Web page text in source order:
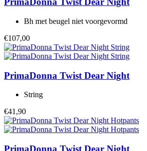
Bh met beugel niet voorgevormd
€107,00
PrimaDonna Twist Dear Night
String
€41,90
PrimaDonna Twist Dear Night